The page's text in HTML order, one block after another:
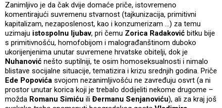
Zanimljivo je da čak dvije domaće priče, istovremeno
komentirajući suvremenu stvarnost (tajkunizacija, primitivni
kapitalizam, nezaposlenost, kao i konzumerizam ...) za temu
uzimaju istospolnu ljubav, pri čemu Zorica Radaković bitku bije
s primitivnošću, homofobijom i malograđanštinom duboko
ukorijenjenima unutar suvremene hrvatske obitelji, dok je
Nuhanović nešto suptilniji, te osim homoseksualnosti i nimalo
blistave socijalne situacije, tematizira i krizu srednjih godina. Priče
Ede Popovića svojom nezanimljivošću ne zavređuju osvrt (a ni
prostor unutar korica koji je trebalo dodijeliti nekome drugome –
možda Romanu Simiću ili Đermanu Senjanoviću), ali za kraj još